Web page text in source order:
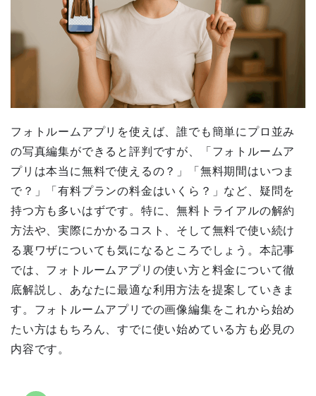
フォトルームアプリを使えば、誰でも簡単にプロ並み
の写真編集ができると評判ですが、「フォトルームア
プリは本当に無料で使えるの？」「無料期間はいつま
で？」「有料プランの料金はいくら？」など、疑問を
持つ方も多いはずです。特に、無料トライアルの解約
方法や、実際にかかるコスト、そして無料で使い続け
る裏ワザについても気になるところでしょう。本記事
では、フォトルームアプリの使い方と料金について徹
底解説し、あなたに最適な利用方法を提案していきま
す。フォトルームアプリでの画像編集をこれから始め
たい方はもちろん、すでに使い始めている方も必見の
内容です。